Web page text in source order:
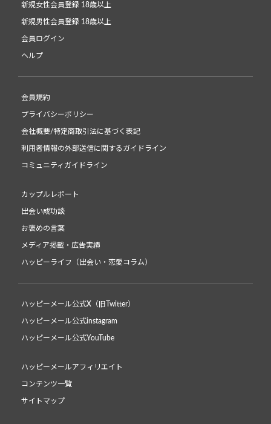
新規女性会員登録 18歳以上
新規男性会員登録 18歳以上
会員ログイン
ヘルプ
会員規約
プライバシーポリシー
会社概要/特定商取引法に基づく表記
利用者情報の外部送信に関するガイドライン
コミュニティガイドライン
カップルレポート
出会い成功談
お褒めの言葉
メディア掲載・広告実績
ハッピーライフ（出会い・恋愛コラム）
ハッピーメール公式X（旧Twitter）
ハッピーメール公式instagram
ハッピーメール公式YouTube
ハッピーメールアフィリエイト
コンテンツ一覧
サイトマップ